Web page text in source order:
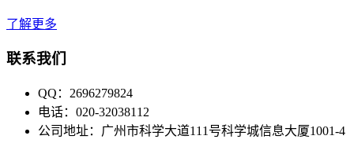
了解更多
联系我们
QQ：2696279824
电话：020-32038112
公司地址：广州市科学大道111号科学城信息大厦1001-4